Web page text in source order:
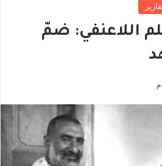
اللاعنفي: ضمّ